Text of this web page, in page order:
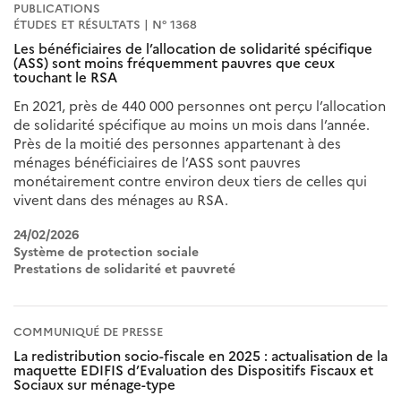
PUBLICATIONS
ÉTUDES ET RÉSULTATS | N° 1368
Les bénéficiaires de l’allocation de solidarité spécifique
(ASS) sont moins fréquemment pauvres que ceux
touchant le RSA
En 2021, près de 440 000 personnes ont perçu l’allocation
de solidarité spécifique au moins un mois dans l’année.
Près de la moitié des personnes appartenant à des
ménages bénéficiaires de l’ASS sont pauvres
monétairement contre environ deux tiers de celles qui
vivent dans des ménages au RSA.
24/02/2026
Système de protection sociale
Prestations de solidarité et pauvreté
COMMUNIQUÉ DE PRESSE
La redistribution socio-fiscale en 2025 : actualisation de la
maquette EDIFIS d’Evaluation des Dispositifs Fiscaux et
Sociaux sur ménage-type